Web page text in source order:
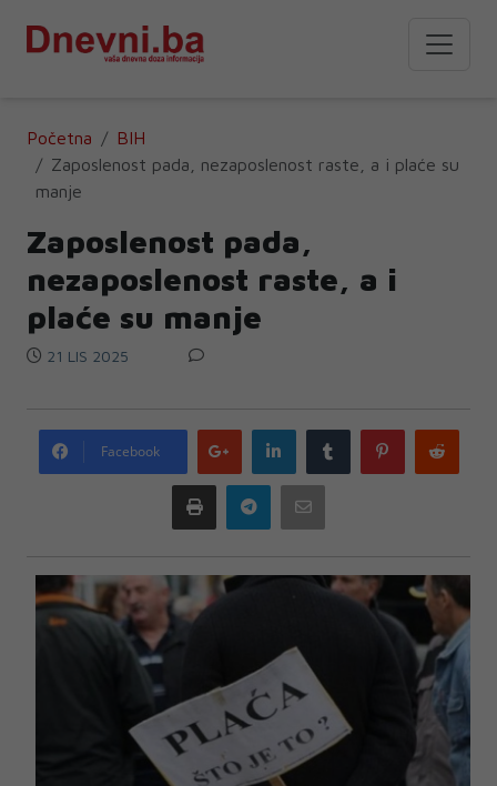
Početna
BIH
Zaposlenost pada, nezaposlenost raste, a i plaće su
manje
Zaposlenost pada,
nezaposlenost raste, a i
plaće su manje
21 LIS 2025
Facebook
Google
plus
LinkedIn Tumblr Pinterest
Print Telegram